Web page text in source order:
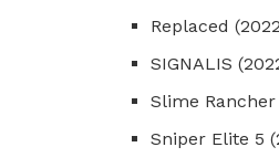
Replaced
SIGNALIS
Slime Rancher
Sniper Elite 5